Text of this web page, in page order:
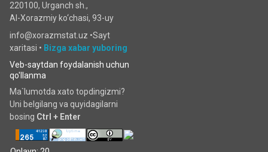
220100, Urganch sh.,
Al-Xorazmiy ko‘chаsi, 93-uy
info@xorazmstat.uz •Sayt
xaritasi • Bizga xabar yuboring
Veb-saytdan foydalanish uchun
qo'llanma
Ma`lumotda xato topdingizmi?
Uni belgilang va quyidagilarni
bosing Ctrl + Enter